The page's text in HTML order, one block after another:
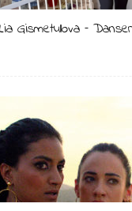
Lia Gismetullova –